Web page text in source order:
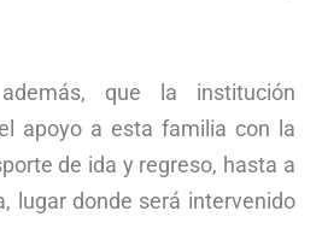
que la institución
apoyo a esta familia con la
de ida y regreso, hasta a
lugar donde será intervenido